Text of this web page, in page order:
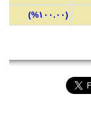
(١٠٠.٠٠%)